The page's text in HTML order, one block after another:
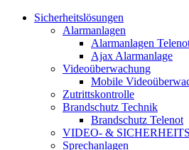
Sicherheitslösungen
Alarmanlagen
Alarmanlagen
Ajax Alarmanlage
Videoüberwachung
Mobile
Zutrittskontrolle
Brandschutz Technik
Brandschutz Telenot
VIDEO- &
Sprechanlagen